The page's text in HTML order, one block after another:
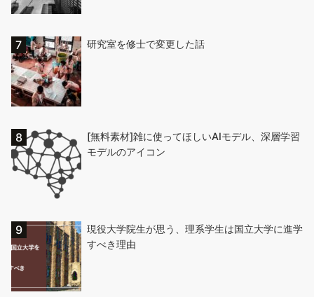
研究室を修士で変更した話
[無料素材]雑に使ってほしいAIモデル、深層学習
モデルのアイコン
現役大学院生が思う、理系学生は国立大学に進学
すべき理由